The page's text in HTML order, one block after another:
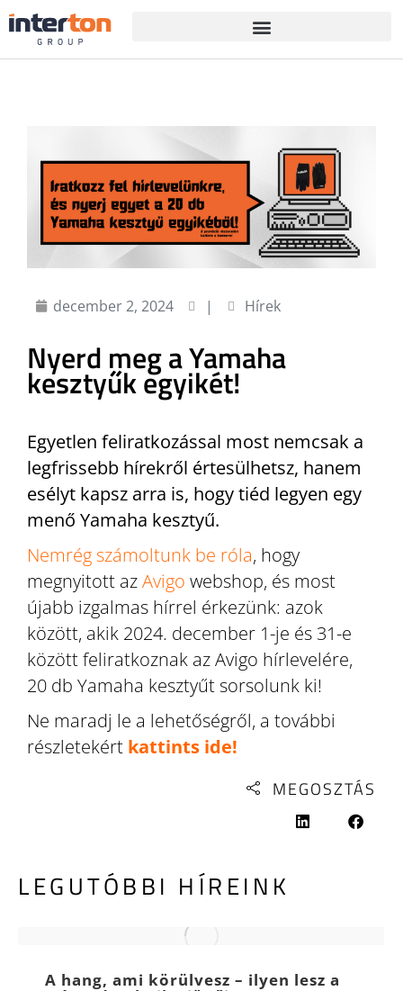
december 2, 2024 | Hírek
Nyerd meg a Yamaha
kesztyűk egyikét!
Egyetlen feliratkozással most nemcsak a
legfrissebb hírekről értesülhetsz, hanem
esélyt kapsz arra is, hogy tiéd legyen egy
menő Yamaha kesztyű.
Nemrég számoltunk be róla, hogy
megnyitott azAvigo webshop, és most
újabb izgalmas hírrel érkezünk: azok
között, akik 2024. december 1-je és 31-e
között feliratkoznak az Avigo hírlevelére,
20 db Yamaha kesztyűt sorsolunk ki!
Ne maradj le a lehetőségről, a további
részletekért kattints ide!
MEGOSZTÁS
LEGUTÓBBI HÍREINK
A hang, ami körülvesz – ilyen lesz a